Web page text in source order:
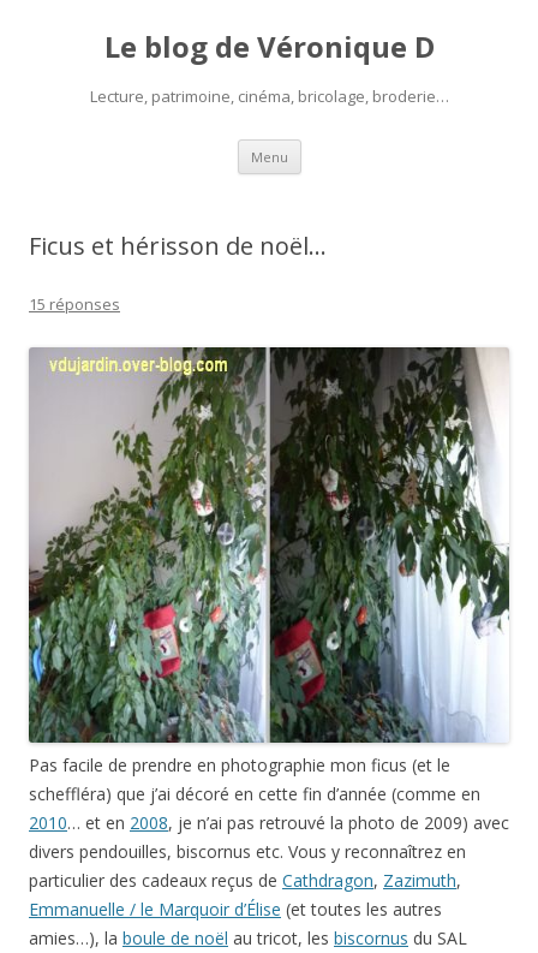
Le blog de Véronique D
Lecture, patrimoine, cinéma, bricolage, broderie…
Menu Aller
contenu
Ficus et hérisson de noël…
15 réponses
Pas facile de prendre en photographie mon ficus (et le
scheffléra) que j’ai décoré en cette fin d’année (comme en
2010… et en 2008, je n’ai pas retrouvé la photo de 2009) avec
divers pendouilles, biscornus etc. Vous y reconnaîtrez en
particulier des cadeaux reçus de Cathdragon, Zazimuth,
Emmanuelle / le Marquoir d’Élise (et toutes les autres
amies…), la boule de noël au tricot, les biscornus du SAL